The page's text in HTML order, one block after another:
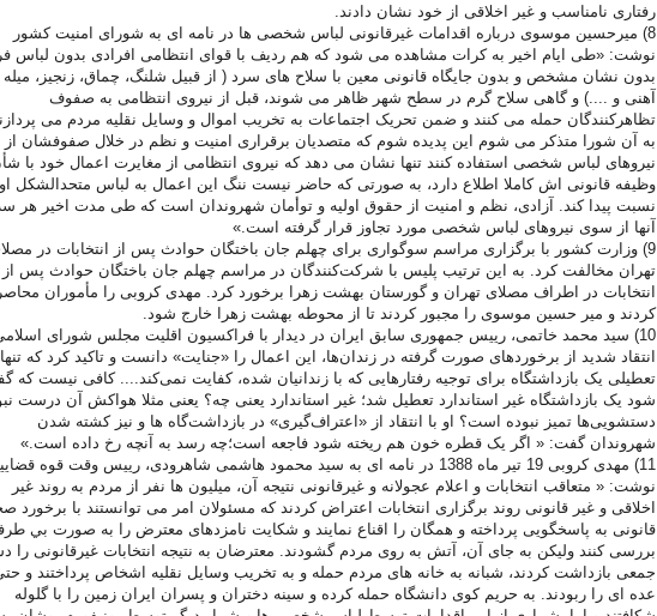
رفتاری نامناسب و غیر اخلاقی از خود نشان دادند.
8) میرحسین موسوی درباره اقدامات غیرقانونی لباس شخصی ها در نامه ای به شورای امنیت کشور
نوشت: «طی ایام اخیر به کرات مشاهده می شود که هم ردیف با قوای انتظامی افرادی بدون لباس
بدون نشان مشخص و بدون جایگاه قانونی معین با سلاح های سرد ( از قبیل شلنگ، چماق، زنجیز، میله
آهنی و ....) و گاهی سلاح گرم در سطح شهر ظاهر می شوند، قبل از نیروی انتظامی به صفوف
تظاهرکنندگان حمله می کنند و ضمن تحریک اجتماعات به تخریب اموال و وسایل نقلیه مردم می
به آن شورا متذکر می شوم این پدیده شوم که متصدیان برقراری امنیت و نظم در خلال صفوفشان از
نیروهای لباس شخصی استفاده کنند تنها نشان می دهد که نیروی انتظامی از مغایرت اعمال خود با
وظیفه قانونی اش کاملا اطلاع دارد، به صورتی که حاضر نیست ننگ این اعمال به لباس متحدالشکل او
نسبت پیدا کند. آزادی، نظم و امنیت از حقوق اولیه و توأمان شهروندان است که طی مدت اخیر هر
آنها از سوی نیروهای لباس شخصی مورد تجاوز قرار گرفته است.»
9) وزارت کشور با برگزاری مراسم سوگواری برای چهلم جان باختگان حوادث پس از انتخابات در
تهران مخالفت کرد. به این ترتیب پلیس با شرکت‌کنندگان در مراسم چهلم جان باختگان حوادث پس از
انتخابات در اطراف مصلای تهران و گورستان بهشت زهرا برخورد کرد. مهدی کروبی را مأموران
کردند و میر حسین موسوی را مجبور کردند تا از محوطه بهشت زهرا خارج شود.
10) سید محمد خاتمی، رییس جمهوری سابق ایران در دیدار با فراکسیون اقلیت مجلس شورای
انتقاد شدید از برخوردهای صورت گرفته در زندان‌ها، این اعمال را «جنایت» دانست و تاکید کرد که تنها
تعطیلی یک بازداشتگاه برای توجیه رفتارهایی که با زندانیان شده، کفایت نمی‌کند.... کافی نیست که
شود یک بازداشتگاه غیر استاندارد تعطیل شد؛ غیر استاندارد یعنی چه؟ یعنی مثلا هواکش آن درست
دستشویی‌ها تمیز نبوده است؟ او با انتقاد از «اعتراف‌گیری» در بازداشت‌گاه ها و نیز کشته شدن
شهروندان گفت: « اگر یک قطره خون هم ریخته شود فاجعه است؛چه رسد به آنچه رخ داده است.»
11) مهدی کروبی 19 تیر ماه 1388 در نامه ای به سید محمود هاشمی شاهرودی، رییس وقت قوه
نوشت: « متعاقب انتخابات و اعلام عجولانه و غيرقانونی نتيجه آن، ميليون ها نفر از مردم به روند غير
اخلاقی و غير قانونی روند برگزاری انتخابات اعتراض کردند که مسئولان امر می توانستند با برخورد
قانونی به پاسخگويی پرداخته و همگان را اقناع نمايند و شکايت نامزدهای معترض را به صورت بي
بررسی کنند وليکن به جای آن، آتش به روی مردم گشودند. معترضان به نتيجه انتخابات غيرقانونی را
جمعی بازداشت کردند،‌ شبانه به خانه های مردم حمله و به تخريب وسايل نقليه اشخاص پرداختند و
عده ای را ربودند. به حريم کوی دانشگاه حمله کرده و سينه دختران و پسران ايران زمين را با گلوله